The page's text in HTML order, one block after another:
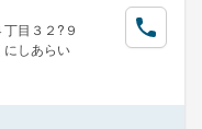
目３２?９
にしあらい